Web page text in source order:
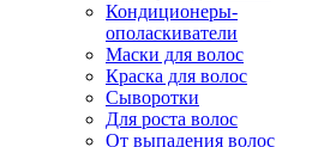
Кондиционеры-
ополаскиватели
Маски для волос
Краска для волос
Сыворотки
Для роста волос
От выпадения волос